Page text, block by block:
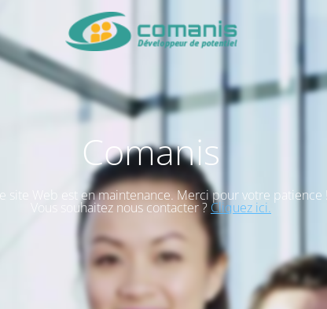
Comanis
site Web est en maintenance. Merci pour votre patience
Vous souhaitez nous contacter ? Cliquez ici.